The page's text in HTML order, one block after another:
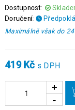
Dostupnost:
Doručení:
Maximálně však do
419 Kč s DPH